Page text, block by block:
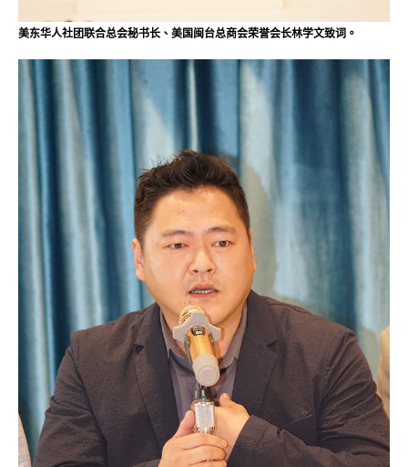
美东华人社团联合总会秘书长、美国闽台总商会荣誉会长林学文致词。